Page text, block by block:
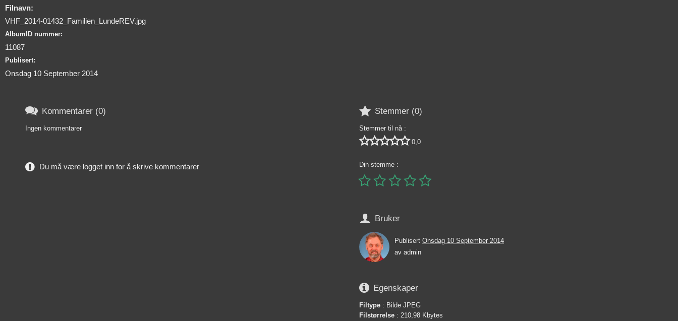
Filnavn:
VHF_2014-01432_Familien_LundeREV.jpg
AlbumID nummer:
11087
Publisert:
Onsdag 10 September 2014
 Stemmer (0)
Stemmer til nå :
 0,0
Din stemme :

 Bruker
Publisert Onsdag 10 September 2014
av admin
 Egenskaper
Filtype : Bilde JPEG
Filstørrelse : 210,98 Kbytes
 Kommentarer (0)
Ingen kommentarer
Du må være logget inn for å skrive kommentarer